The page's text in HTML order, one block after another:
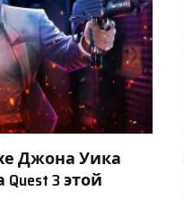
Джона Уика
Quest 3 этой